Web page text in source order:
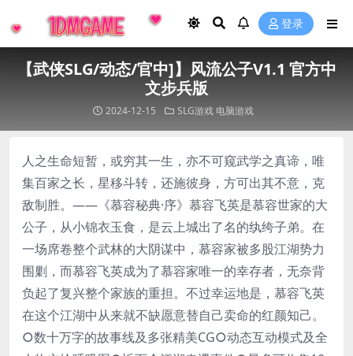
登录
【武侠SLG/动态/官中]】风流公子V1.1 官方中
文步兵版
2024-12-15 SLG游戏 电脑游戏
人之生命短暂，或穷其一生，亦不可窥武学之真谛，唯
集百家之长，星移斗转，还施彼身，方可出其不意，克
敌制胜。——《慕容秘典·序》慕容飞英是慕容世家的大
公子，从小锦衣玉食，是云上城出了名的纨绔子弟。在
一场席卷整个武林的大阴谋中，慕容家被多股江湖势力
围剿，而慕容飞英成为了慕容家唯一的幸存者，无奈背
负起了复兴整个家族的重担。不过幸运地是，慕容飞英
在这个江湖中从来就不缺愿意替自己卖命的红颜知己。
○数十万字的故事线及多张精美CG○动态互动模式及全